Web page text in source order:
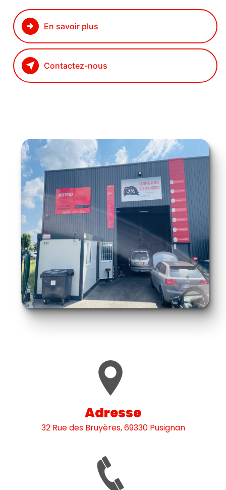
En savoir plus
Contactez-nous
Adresse
32 Rue des Bruyères, 69330 Pusignan